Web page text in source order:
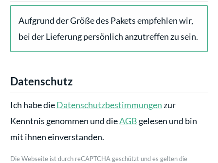
Aufgrund der Größe des Pakets empfehlen wir,
bei der Lieferung persönlich anzutreffen zu sein.
Datenschutz
Ich habe dieDatenschutzbestimmungen zur
Kenntnis genommen und dieAGB gelesen und bin
mit ihnen einverstanden.
Die Webseite ist durch reCAPTCHA geschützt und es gelten die